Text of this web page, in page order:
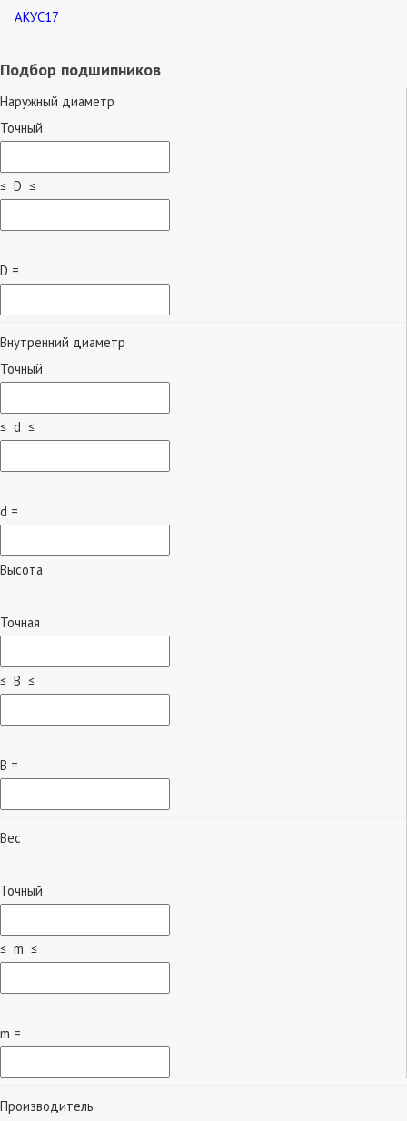
АКУС17
Подбор подшипников
Наружный диаметр
Точный
≤ D ≤
D =
Внутренний диаметр
Точный
≤ d ≤
d =
Высота
Точная
≤ B ≤
B =
Вес
Точный
≤ m ≤
m =
Производитель